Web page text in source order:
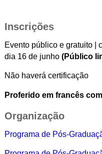
Inscrições
Evento público e gratuito |
dia 16 de junho (Público
Não haverá certificação
Proferido em francês
Organização
Programa de Pós-